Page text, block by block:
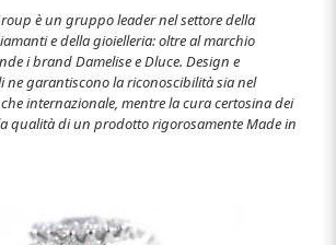
è un gruppo leader nel settore della
e della gioielleria: oltre al marchio
i brand Damelise e Dluce. Design e
ne garantiscono la riconoscibilità sia nel
internazionale, mentre la cura certosina dei
qualità di un prodotto rigorosamente Made in